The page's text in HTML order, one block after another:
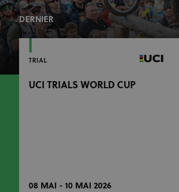
DERNIER
TRIAL
UCI TRIALS WORLD CUP
08 MAI - 10 MAI 2026